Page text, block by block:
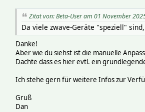
Zitat von: Beta-User am 01 November
Da viele zwave-Geräte "speziell"
Danke!
Aber wie du siehst ist die manuelle
Dachte dass es hier evtl. ein
Ich stehe gern für weitere Infos zur
Gruß
Dan